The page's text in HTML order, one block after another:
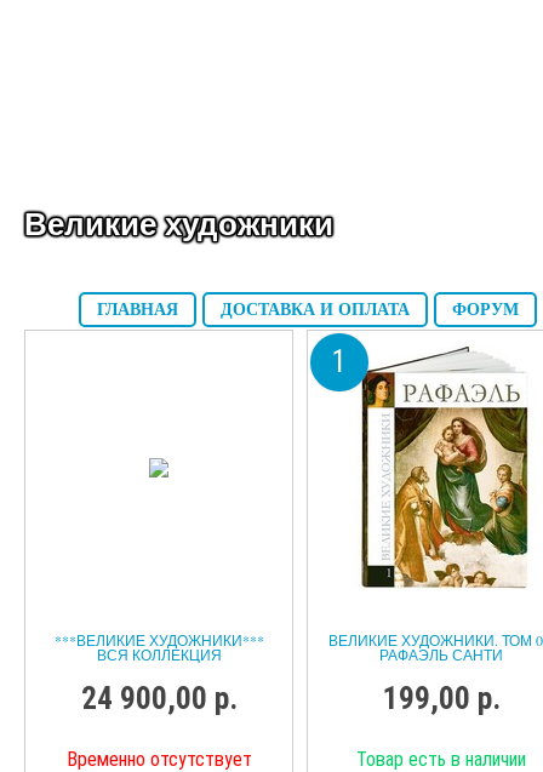
Великие художники
ГЛАВНАЯ ДОСТАВКА И ОПЛАТА ФОРУМ
***ВЕЛИКИЕ ХУДОЖНИКИ***
ВСЯ КОЛЛЕКЦИЯ
24 900,00 р.
Временно отсутствует
1
ВЕЛИКИЕ ХУДОЖНИКИ. ТОМ
РАФАЭЛЬ САНТИ
199,00 р.
Товар есть в наличии